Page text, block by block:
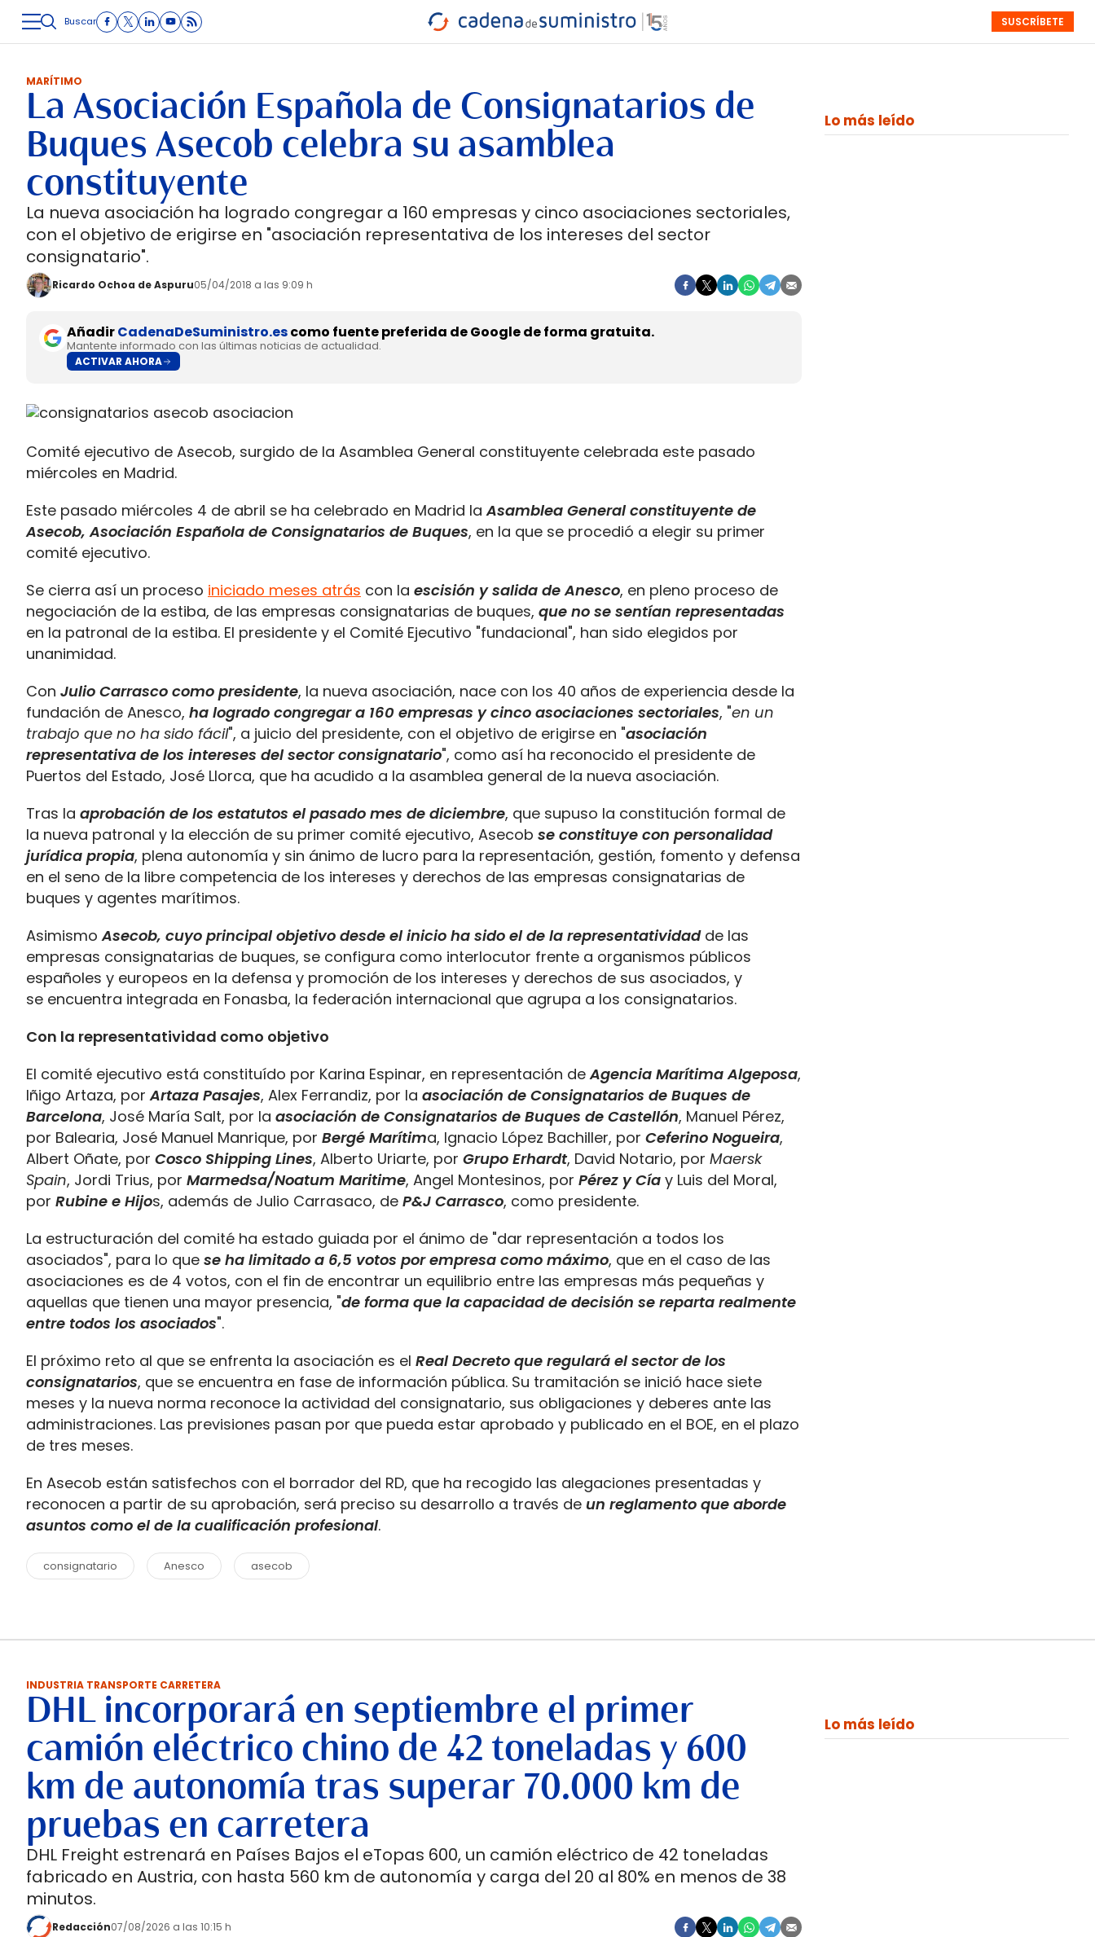
LOGÍSTICA INMOLOGÍSTICA INTRALOGÍSTICA CARRETERA
CARRETERA
MARÍTIMO INTERMODAL PROTAGONISTAS
SEMANALES
MONOGRÁFICOS EVENTOS
SUSCRÍBETE
Buscar
MARÍTIMO
La Asociación Española de Consignatarios de
Buques Asecob celebra su asamblea
constituyente
La nueva asociación ha logrado congregar a 160 empresas y cinco asociaciones sectoriales,
con el objetivo de erigirse en "asociación representativa de los intereses del sector
consignatario".
Ricardo Ochoa de Aspuru05/04/2018 a las 9:09 h
AñadirCadenaDeSuministro.escomo fuente preferida de Google de forma gratuita.
Mantente informado con las últimas noticias de actualidad.
ACTIVAR AHORA
Comité ejecutivo de Asecob, surgido de la Asamblea General constituyente celebrada este pasado
miércoles en Madrid.
Este pasado miércoles 4 de abril se ha celebrado en Madrid laAsamblea General constituyente de
Asecob, Asociación Española de Consignatarios de Buques, en la que se procedió a elegir su primer
comité ejecutivo.
Se cierra así un proceso iniciado meses atrás con la escisión y salida de Anesco, en pleno proceso de
negociación de la estiba, de las empresas consignatarias de buques, que no se sentían representadas
en la patronal de la estiba. El presidente y el Comité Ejecutivo "fundacional", han sido elegidos por
unanimidad.
Con Julio Carrasco como presidente, la nueva asociación, nace con los 40 años de experiencia desde la
fundación de Anesco, ha logrado congregar a 160 empresas y cinco asociaciones sectoriales, "en un
trabajo que no ha sido fácil", a juicio del presidente, con el objetivo de erigirse en "asociación
representativa de los intereses del sector consignatario", como así ha reconocido el presidente de
Puertos del Estado, José Llorca, que ha acudido a la asamblea general de la nueva asociación.
Tras la aprobación de los estatutos el pasado mes de diciembre, que supuso la constitución formal de
la nueva patronal y la elección de su primer comité ejecutivo, Asecob se constituye con personalidad
jurídica propia, plena autonomía y sin ánimo de lucro para la representación, gestión, fomento y defensa
en el seno de la libre competencia de los intereses y derechos de las empresas consignatarias de
buques y agentes marítimos.
AsimismoAsecob, cuyo principal objetivo desde el inicio ha sido el de la representatividadde las
empresas consignatarias de buques, se configura como interlocutor frente a organismos públicos
españoles y europeos en la defensa y promoción de los intereses y derechos de sus asociados, y
se encuentra integrada en Fonasba, la federación internacional que agrupa a los consignatarios.
Con la representatividad como objetivo
El comité ejecutivo está constituído por Karina Espinar, en representación deAgencia Marítima Algeposa,
Iñigo Artaza, porArtaza Pasajes, Alex Ferrandiz, por la asociación de Consignatarios de Buques de
Barcelona, José María Salt, por la asociación de Consignatarios de Buques de Castellón, Manuel Pérez,
por Balearia, José Manuel Manrique, por Bergé Marítima, Ignacio López Bachiller, por Ceferino Nogueira,
Albert Oñate, por Cosco Shipping Lines, Alberto Uriarte, por Grupo Erhardt, David Notario, por Maersk
Spain, Jordi Trius, por Marmedsa/Noatum Maritime, Angel Montesinos, por Pérez y Cía y Luis del Moral,
por Rubine e Hijos, además de Julio Carrasaco, de P&J Carrasco, como presidente.
La estructuración del comité ha estado guiada por el ánimo de "dar representación a todos los
asociados", para lo que se ha limitado a 6,5 votos por empresa como máximo, que en el caso de las
asociaciones es de 4 votos, con el fin de encontrar un equilibrio entre las empresas más pequeñas y
aquellas que tienen una mayor presencia, "de forma que la capacidad de decisión se reparta realmente
entre todos los asociados".
El próximo reto al que se enfrenta la asociación es el Real Decreto que regulará el sector de los
consignatarios, que se encuentra en fase de información pública. Su tramitación se inició hace siete
meses y la nueva norma reconoce la actividad del consignatario, sus obligaciones y deberes ante las
administraciones. Las previsiones pasan por que pueda estar aprobado y publicado en el BOE, en el plazo
de tres meses.
En Asecob están satisfechos con el borrador del RD, que ha recogido las alegaciones presentadas y
reconocen a partir de su aprobación, será preciso su desarrollo a través de un reglamento que aborde
asuntos como el de la cualificación profesional.
consignatario Anesco asecob
Lo más leído
INDUSTRIA TRANSPORTE CARRETERA
DHL incorporará en septiembre el primer
camión eléctrico chino de 42 toneladas y 600
km de autonomía tras superar 70.000 km de
pruebas en carretera
DHL Freight estrenará en Países Bajos el eTopas 600, un camión eléctrico de 42 toneladas
fabricado en Austria, con hasta 560 km de autonomía y carga del 20 al 80% en menos de 38
minutos.
Redacción07/08/2026 a las 10:15 h
Lo más leído